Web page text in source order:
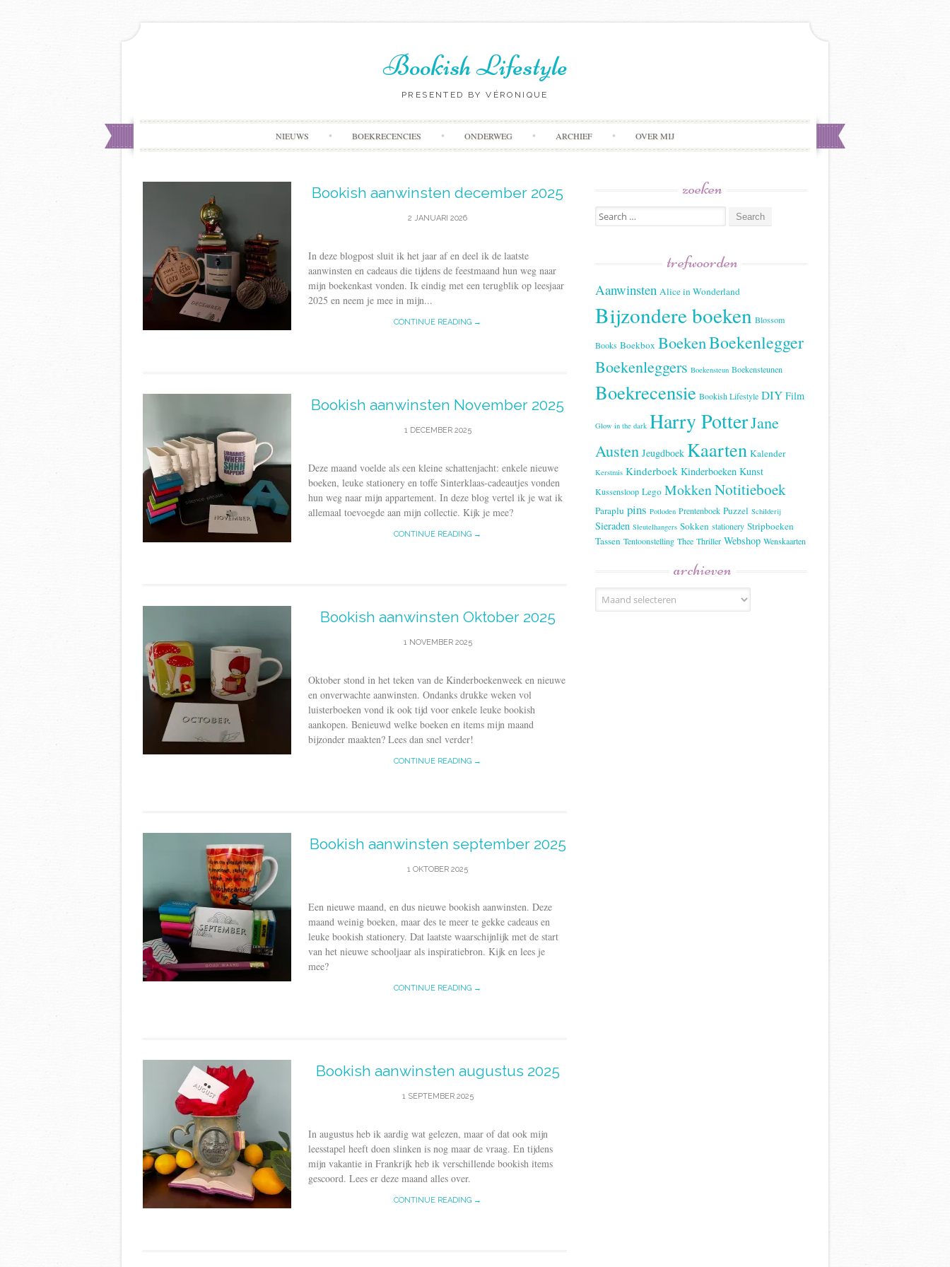
Bookish Lifestyle
PRESENTED BY VÉRONIQUE
Skip
to
NIEUWS BOEKRECENCIES ONDERWEG ARCHIEF OVER MIJ
Bookish aanwinsten december 2025
2 JANUARI 2026
In deze blogpost sluit ik het jaar af en deel ik de laatste
aanwinsten en cadeaus die tijdens de feestmaand hun weg naar
mijn boekenkast vonden. Ik eindig met een terugblik op leesjaar
2025 en neem je mee in mijn...
CONTINUE READING →
Bookish aanwinsten November 2025
1 DECEMBER 2025
Deze maand voelde als een kleine schattenjacht: enkele nieuwe
boeken, leuke stationery en toffe Sinterklaas-cadeautjes vonden
hun weg naar mijn appartement. In deze blog vertel ik je wat ik
allemaal toevoegde aan mijn collectie. Kijk je mee?
CONTINUE READING →
Bookish aanwinsten Oktober 2025
1 NOVEMBER 2025
Oktober stond in het teken van de Kinderboekenweek en nieuwe
en onverwachte aanwinsten. Ondanks drukke weken vol
luisterboeken vond ik ook tijd voor enkele leuke bookish
aankopen. Benieuwd welke boeken en items mijn maand
bijzonder maakten? Lees dan snel verder!
CONTINUE READING →
Bookish aanwinsten september 2025
1 OKTOBER 2025
Een nieuwe maand, en dus nieuwe bookish aanwinsten. Deze
maand weinig boeken, maar des te meer te gekke cadeaus en
leuke bookish stationery. Dat laatste waarschijnlijk met de start
van het nieuwe schooljaar als inspiratiebron. Kijk en lees je
mee?
CONTINUE READING →
Bookish aanwinsten augustus 2025
1 SEPTEMBER 2025
In augustus heb ik aardig wat gelezen, maar of dat ook mijn
leesstapel heeft doen slinken is nog maar de vraag. En tijdens
mijn vakantie in Frankrijk heb ik verschillende bookish items
gescoord. Lees er deze maand alles over.
CONTINUE READING →
zoeken
Search
for:
trefwoorden
Aanwinsten Alice in Wonderland
Bijzondere boeken Blossom
Books Boekbox BoekenBoekenlegger
Boekenleggers Boekensteun Boekensteunen
Boekrecensie Bookish Lifestyle DIY Film
Glow in the dark Harry PotterJane
Austen Jeugdboek Kaarten Kalender
Kerstmis Kinderboek Kinderboeken Kunst
Kussensloop Lego MokkenNotitieboek
Paraplu pins Potloden Prentenboek Puzzel Schilderij
Sieraden Sleutelhangers Sokken stationery Stripboeken
Tassen Tentoonstelling Thee Thriller Webshop Wenskaarten
archieven
Archieven